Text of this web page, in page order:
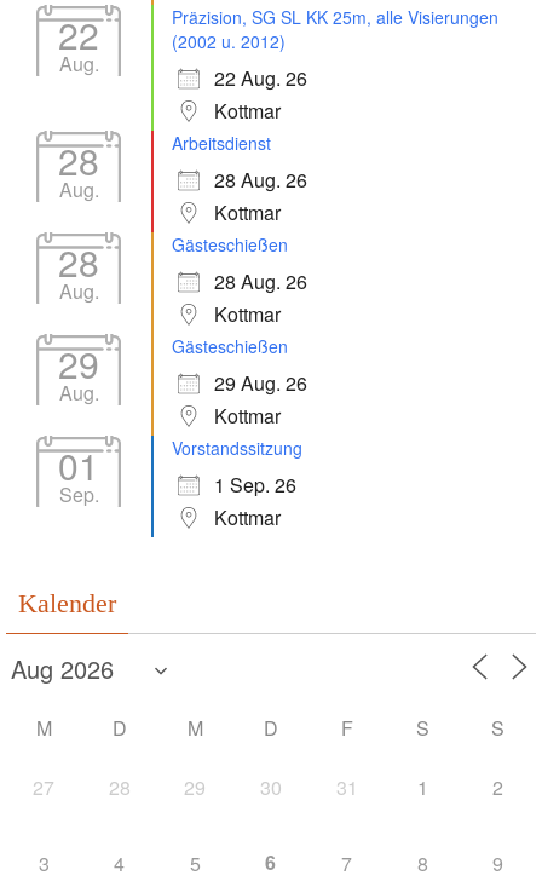
22
Aug.
Präzision, SG SL KK 25m, alle Visierungen
(2002 u. 2012)
22 Aug. 26
Kottmar
28
Aug.
Arbeitsdienst
28 Aug. 26
Kottmar
28
Aug.
Gästeschießen
28 Aug. 26
Kottmar
29
Aug.
Gästeschießen
29 Aug. 26
Kottmar
01
Sep.
Vorstandssitzung
1 Sep. 26
Kottmar
Kalender
M D M D F S S
27 28 29 30 31 1 2
3 4 5 6 7 8 9